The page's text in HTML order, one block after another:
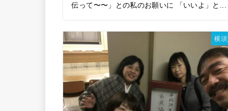
伝って〜〜」との私のお願いに 「いいよ」と...
横